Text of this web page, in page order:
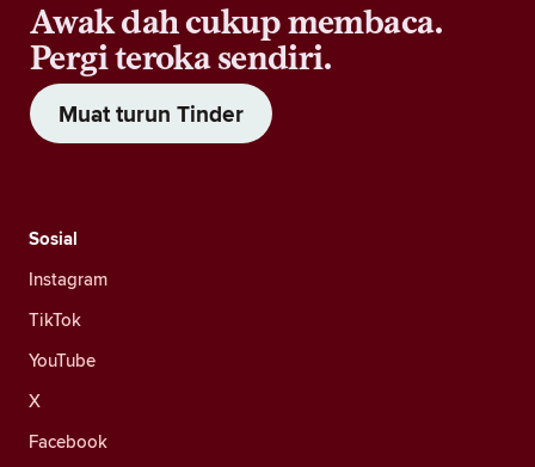
Awak dah cukup membaca.
Pergi teroka sendiri.
Muat turun Tinder
Sosial
Instagram
TikTok
YouTube
X
Facebook